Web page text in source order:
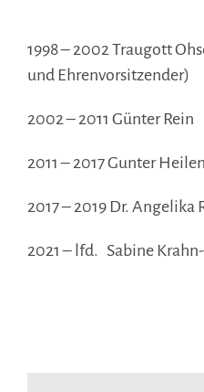
1998 – 2002 Traugott
und Ehrenvorsitzender)
2002 – 2011 Günter Rein
2011 – 2017 Gunter
2017 – 2019 Dr. Angelika
2021 – lfd. Sabine